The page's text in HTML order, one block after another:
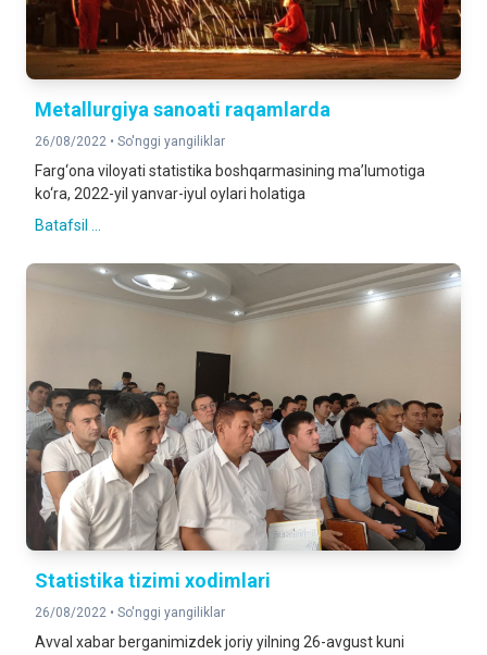
Metallurgiya sanoati raqamlarda
26/08/2022 • So'nggi yangiliklar
Farg‘ona viloyati statistika boshqarmasining ma’lumotiga
ko‘ra, 2022-yil yanvar-iyul oylari holatiga
Batafsil ...
Statistika tizimi xodimlari
26/08/2022 • So'nggi yangiliklar
Avval xabar berganimizdek joriy yilning 26-avgust kuni